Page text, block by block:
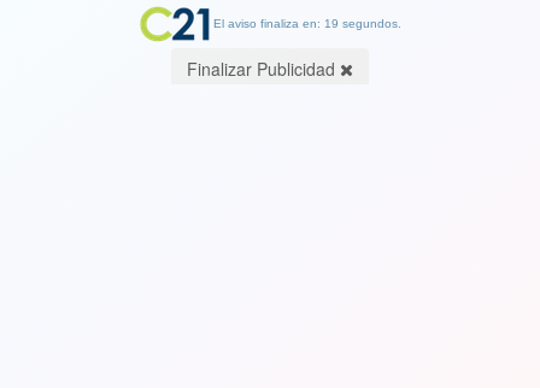
El aviso finaliza en: 19 segundos.
Finalizar Publicidad